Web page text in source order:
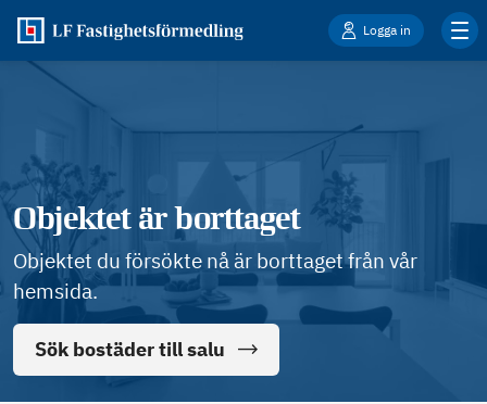
Logga in
Objektet är borttaget
Objektet du försökte nå är borttaget från vår
hemsida.
Sök bostäder till salu